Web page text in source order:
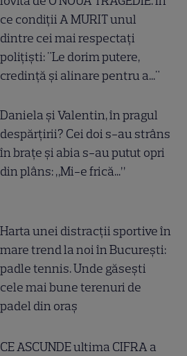
ce condiții A MURIT unul
dintre cei mai respectați
polițiști: "Le dorim putere,
credință și alinare pentru a..."
Daniela și Valentin, în pragul
despărțirii? Cei doi s-au strâns
în brațe și abia s-au putut opri
din plâns: „Mi-e frică...”
Harta unei distracții sportive în
mare trend la noi în București:
padle tennis. Unde găsești
cele mai bune terenuri de
padel din oraș
CE ASCUNDE ultima CIFRA a